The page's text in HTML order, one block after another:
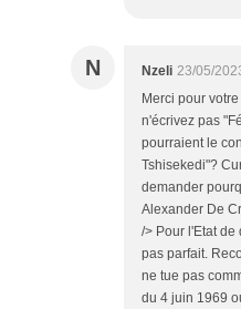
N Nzeli 23/05/
Merci pour
n'écrivez pas
pourraient le
Tshisekedi"?
demander
Alexander De
/> Pour l'Etat de
pas parfait.
ne tue pas
du 4 juin 1969